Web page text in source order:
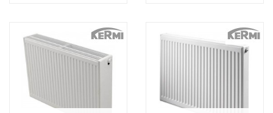
Vergleichen Vergleichen